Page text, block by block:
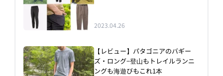
2023.04.26
【レビュー】パタゴニアのバギー
ズ・ロング−登山もトレイルランニ
ングも海遊びもこれ1本